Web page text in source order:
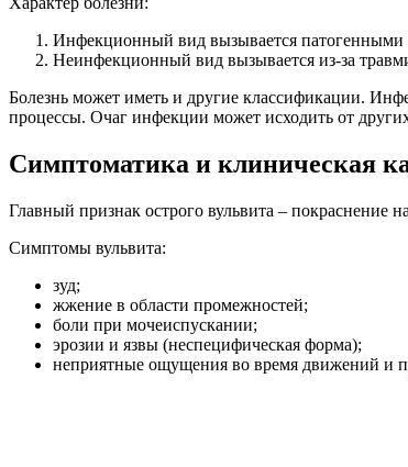
Инфекционный вид вызывается
Неинфекционный вид вызывается из-за
Болезнь может иметь и другие классификации.
процессы. Очаг инфекции может исходить от
Симптоматика и клиническая
Главный признак острого вульвита – покраснение
Симптомы вульвита:
зуд;
жжение в области промежностей;
боли при мочеиспускании;
эрозии и язвы (неспецифическая форма);
неприятные ощущения во время движений и